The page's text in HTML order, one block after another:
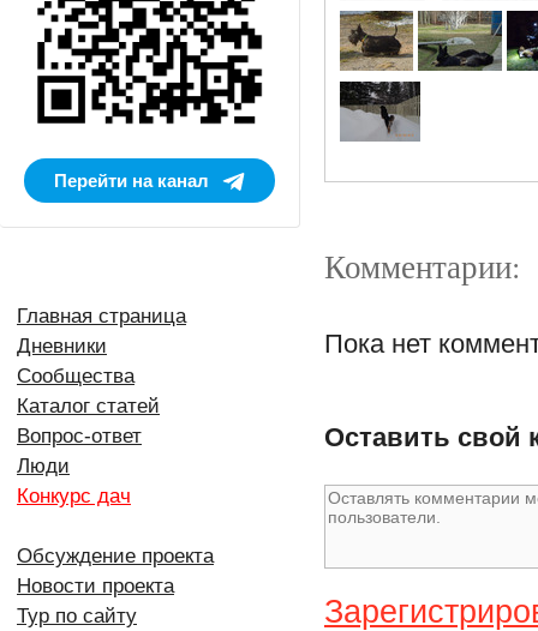
Комментарии:
Пока нет
Оставить свой
Перейти на канал
Главная страница
Дневники
Сообщества
Каталог статей
Вопрос-ответ
Люди
Конкурс дач
Обсуждение проекта
Новости проекта
Тур по сайту